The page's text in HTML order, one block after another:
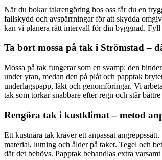
När du bokar takrengöring hos oss får du en
fallskydd och avspärrningar för att skydda
kan vi planera rätt intervall för din byggnad.
Ta bort mossa på tak i Strömstad –
Mossa på tak fungerar som en svamp: den
under ytan, medan den på plåt och papptak
underlagspapp, läkt och genomföringar. Vi
tak som torkar snabbare efter regn och står
Rengöra tak i kustklimat – metod
Ett kustnära tak kräver ett anpassat
material, lutning och ålder på taket. Tegel och
där det behövs. Papptak behandlas extra